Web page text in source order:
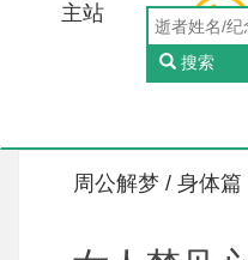
主站
搜索
周公解梦 / 身体篇